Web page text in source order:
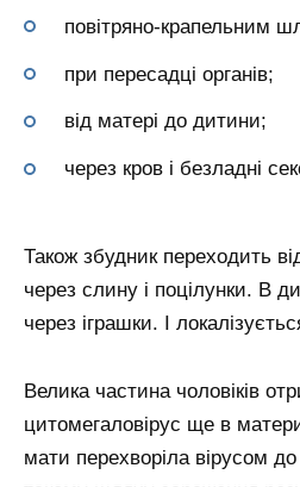
повітряно-крапельним
при пересадці органів;
від матері до дитини;
через кров і безладні
Також збудник переходить
через слину і поцілунки. В
через іграшки. І
Велика частина чоловіків
цитомегаловірус ще в
мати перехворіла вірусом до